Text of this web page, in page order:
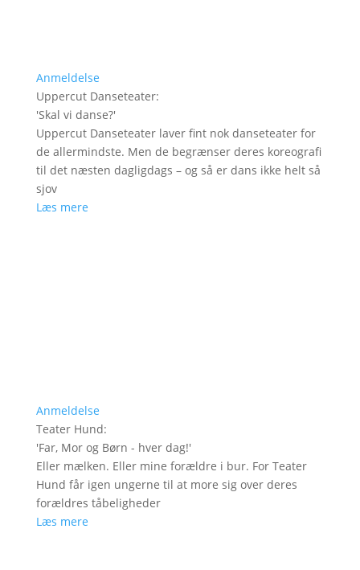
Anmeldelse
Uppercut Danseteater:
'Skal vi danse?'
Uppercut Danseteater laver fint nok danseteater for
de allermindste. Men de begrænser deres koreografi
til det næsten dagligdags – og så er dans ikke helt så
sjov
Læs mere
Anmeldelse
Teater Hund:
'Far, Mor og Børn - hver dag!'
Eller mælken. Eller mine forældre i bur. For Teater
Hund får igen ungerne til at more sig over deres
forældres tåbeligheder
Læs mere